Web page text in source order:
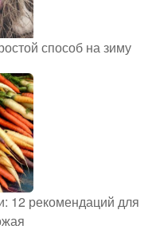
способ на зиму
12 рекомендаций для